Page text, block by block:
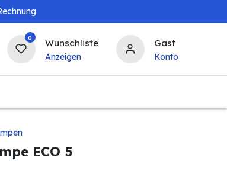
0 Wunschliste
Anzeigen
Gast
Konto
ECO 5